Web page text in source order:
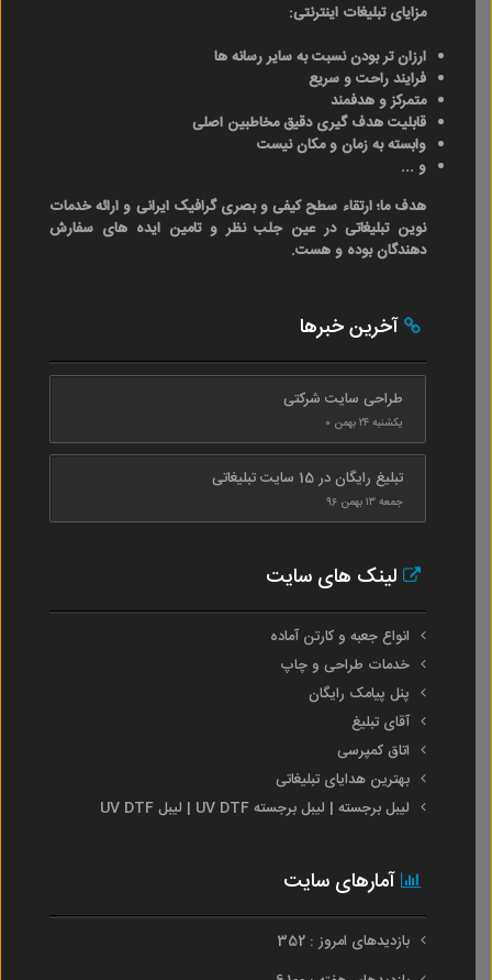
مزایای تبلیغات اینترنتی:
ارزان تر بودن نسبت به سایر رسانه ها
فرایند راحت و سریع
متمرکز و هدفمند
قابلیت هدف گیری دقیق مخاطبین اصلی
وابسته به زمان و مکان نیست
و ...
هدف ما؛ ارتقاء سطح کیفی و بصری گرافیک ایرانی و ارائه خدمات
نوین تبلیغاتی در عین جلب نظر و تامین ایده های سفارش
دهندگان بوده و هست.
آخرین خبرها
طراحی سایت شرکتی
یکشنبه ۲۴ بهمن ۰
تبلیغ رایگان در 15 سایت تبلیغاتی
جمعه ۱۳ بهمن ۹۶
لینک های سایت
انواع جعبه و کارتن آماده
خدمات طراحی و چاپ
پنل پیامک رایگان
آقای تبلیغ
اتاق کمپرسی
بهترین هدایای تبلیغاتی
لیبل برجسته | لیبل برجسته UV DTF | لیبل UV DTF
آمارهای سایت
بازدیدهای امروز : 352